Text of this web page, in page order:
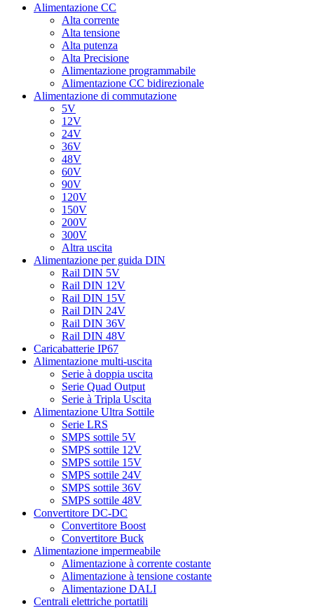
Alimentazione CC
Alta corrente
Alta tensione
Alta putenza
Alta Precisione
Alimentazione programmabile
Alimentazione CC bidirezionale
Alimentazione di commutazione
5V
12V
24V
36V
48V
60V
90V
120V
150V
200V
300V
Altra uscita
Alimentazione per guida DIN
Rail DIN 5V
Rail DIN 12V
Rail DIN 15V
Rail DIN 24V
Rail DIN 36V
Rail DIN 48V
Caricabatterie IP67
Alimentazione multi-uscita
Serie à doppia uscita
Serie Quad Output
Serie à Tripla Uscita
Alimentazione Ultra Sottile
Serie LRS
SMPS sottile 5V
SMPS sottile 12V
SMPS sottile 15V
SMPS sottile 24V
SMPS sottile 36V
SMPS sottile 48V
Convertitore DC-DC
Convertitore Boost
Convertitore Buck
Alimentazione impermeabile
Alimentazione à corrente costante
Alimentazione à tensione costante
Alimentazione DALI
Centrali elettriche portatili